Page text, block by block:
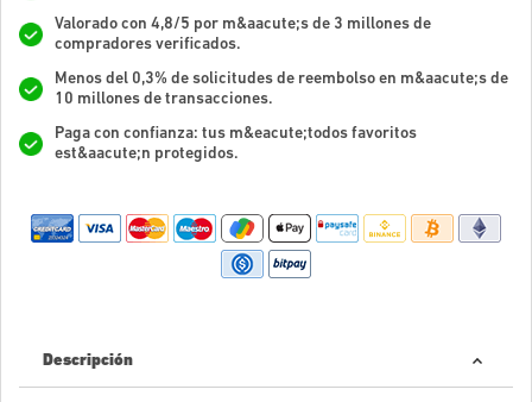
Valorado con 4,8/5 por m&aacute;s de 3 millones de
compradores verificados.
Menos del 0,3% de solicitudes de reembolso en m&aacute;s de
10 millones de transacciones.
Paga con confianza: tus m&eacute;todos favoritos
est&aacute;n protegidos.
Descripción